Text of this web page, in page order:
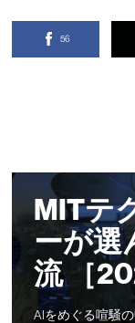
56
MITテ
ーが選
流 ［
AIをめぐる喧騒